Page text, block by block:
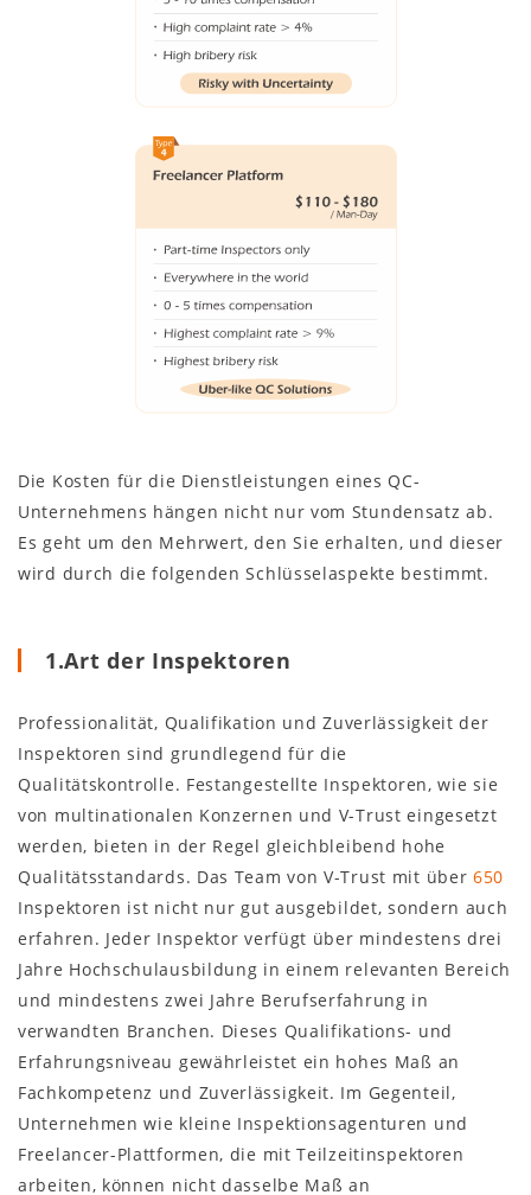
Die Kosten für die Dienstleistungen eines QC-
Unternehmens hängen nicht nur vom Stundensatz ab.
Es geht um den Mehrwert, den Sie erhalten, und dieser
wird durch die folgenden Schlüsselaspekte bestimmt.
1.Art der Inspektoren
Professionalität, Qualifikation und Zuverlässigkeit der
Inspektoren sind grundlegend für die
Qualitätskontrolle. Festangestellte Inspektoren, wie sie
von multinationalen Konzernen und V-Trust eingesetzt
werden, bieten in der Regel gleichbleibend hohe
Qualitätsstandards. Das Team von V-Trust mit über650
Inspektoren ist nicht nur gut ausgebildet, sondern auch
erfahren. Jeder Inspektor verfügt über mindestens drei
Jahre Hochschulausbildung in einem relevanten Bereich
und mindestens zwei Jahre Berufserfahrung in
verwandten Branchen. Dieses Qualifikations- und
Erfahrungsniveau gewährleistet ein hohes Maß an
Fachkompetenz und Zuverlässigkeit. Im Gegenteil,
Unternehmen wie kleine Inspektionsagenturen und
Freelancer-Plattformen, die mit Teilzeitinspektoren
arbeiten, können nicht dasselbe Maß an